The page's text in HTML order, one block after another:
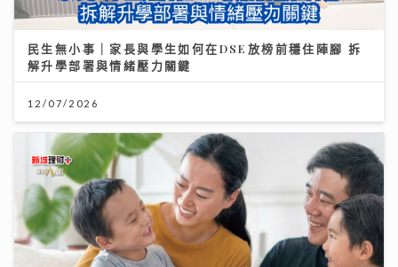
民生無小事｜家長與學生如何在DSE放榜前穩住陣腳 拆
解升學部署與情緒壓力關鍵
12/07/2026